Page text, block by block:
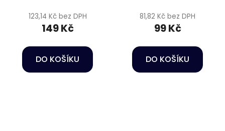
123,14 Kč bez DPH
149 Kč
DO KOŠÍKU
81,82 Kč bez DPH
99 Kč
DO KOŠÍKU